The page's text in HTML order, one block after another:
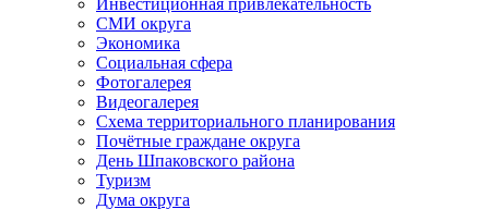
Инвестиционная привлекательность
СМИ округа
Экономика
Социальная сфера
Фотогалерея
Видеогалерея
Схема территориального планирования
Почётные граждане округа
День Шпаковского района
Туризм
Дума округа